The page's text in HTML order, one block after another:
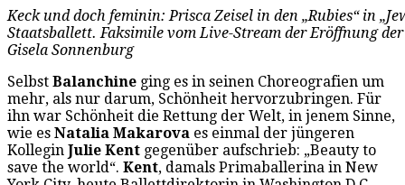
Keck und doch feminin: Prisca Zeisel in den „Rubies“ in
Staatsballett. Faksimile vom Live-Stream der Eröffnung
Gisela Sonnenburg
Selbst Balanchine ging es in seinen Choreografien um
mehr, als nur darum, Schönheit hervorzubringen. Für
ihn war Schönheit die Rettung der Welt, in jenem Sinne,
wie es Natalia Makarova es einmal der jüngeren
Kollegin Julie Kent gegenüber aufschrieb: „Beauty to
save the world“. Kent, damals Primaballerina in New